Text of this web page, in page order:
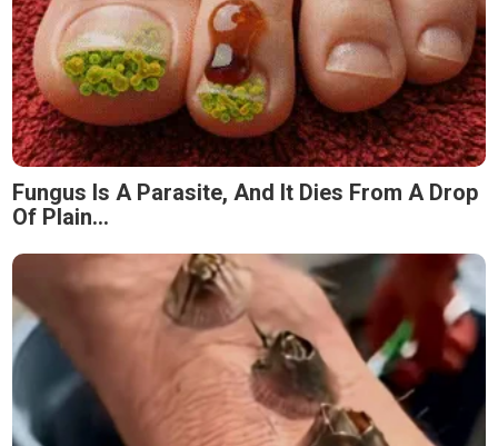
Fungus Is A Parasite, And It Dies From A Drop
Of Plain...